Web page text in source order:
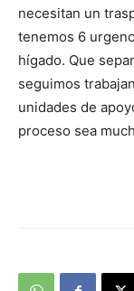
necesitan un
tenemos 6
hígado. Que
seguimos
unidades de
proceso sea